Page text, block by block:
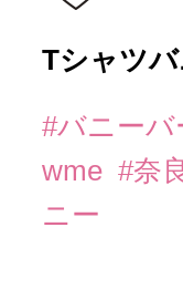
Tシャツ
#バニーバ
wme #奈
ニー